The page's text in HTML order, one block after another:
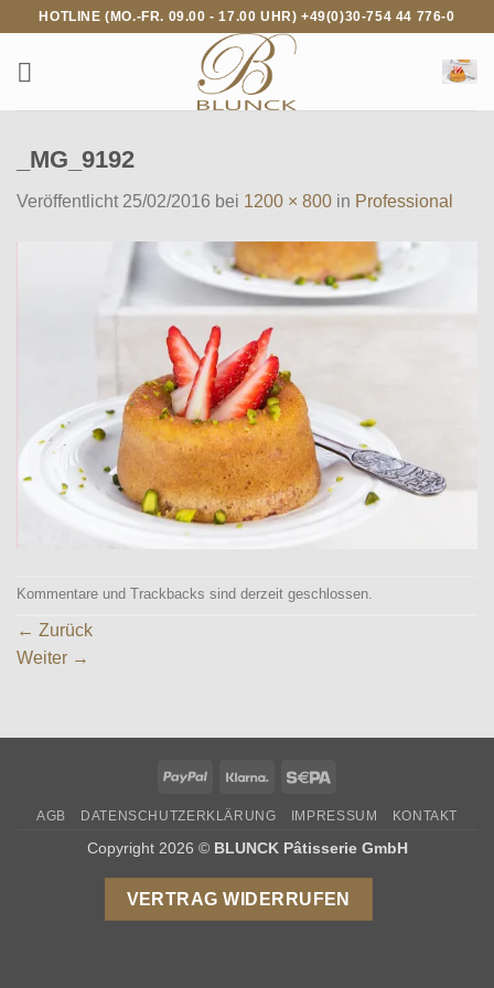
springen
HOTLINE (MO.-FR. 09.00 - 17.00 UHR) +49(0)30-754 44 776-0
_MG_9192
Veröffentlicht 25/02/2016 bei 1200 × 800 in Professional
Kommentare und Trackbacks sind derzeit geschlossen.
← Zurück
Weiter →
PayPal Klarna
AGB DATENSCHUTZERKLÄRUNG IMPRESSUM KONTAKT
Copyright 2026 © BLUNCK Pâtisserie GmbH
VERTRAG WIDERRUFEN